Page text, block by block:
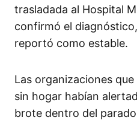
trasladada al Hospital
confirmó el
reportó como estable.
Las organizaciones
sin hogar habían
brote dentro del